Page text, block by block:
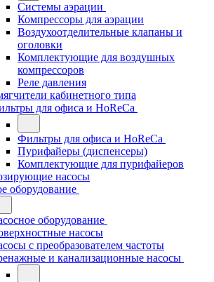
Системы аэрации
Компрессоры для аэрации
Воздухоотделительные клапаны и
оголовки
Комплектующие для воздушных
компрессоров
Реле давления
кабинетного типа
для офиса и HoReCa
Фильтры для офиса и HoReCa
Пурифайеры (диспенсеры)
Комплектующие для пурифайеров
насосы
оборудование
оборудование
насосы
с преобразователем частоты
и канализационные насосы